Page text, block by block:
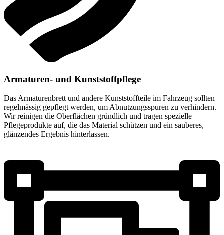
Armaturen- und Kunststoffpflege
Das Armaturenbrett und andere Kunststoffteile im Fahrzeug sollten
regelmässig gepflegt werden, um Abnutzungsspuren zu verhindern.
Wir reinigen die Oberflächen gründlich und tragen spezielle
Pflegeprodukte auf, die das Material schützen und ein sauberes,
glänzendes Ergebnis hinterlassen.